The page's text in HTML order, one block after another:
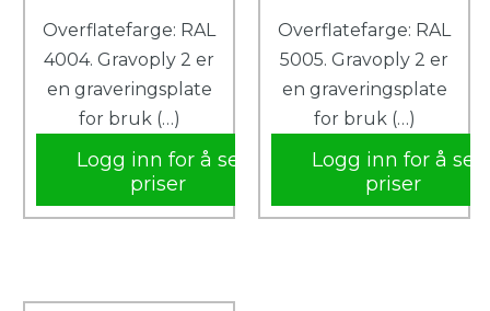
Overflatefarge: RAL
4004. Gravoply 2 er
en graveringsplate
for bruk (…)
Logg inn for å se
priser
Overflatefarge: RAL
5005. Gravoply 2 er
en graveringsplate
for bruk (…)
Logg inn for å se
priser